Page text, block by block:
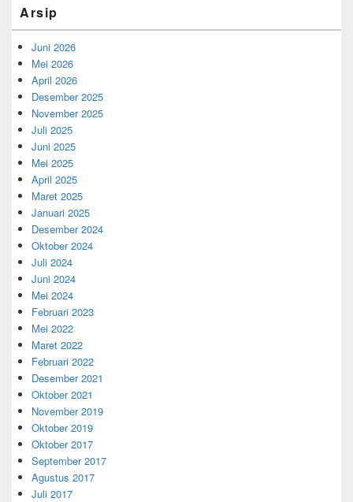
Arsip
Juni 2026
Mei 2026
April 2026
Desember 2025
November 2025
Juli 2025
Juni 2025
Mei 2025
April 2025
Maret 2025
Januari 2025
Desember 2024
Oktober 2024
Juli 2024
Juni 2024
Mei 2024
Februari 2023
Mei 2022
Maret 2022
Februari 2022
Desember 2021
Oktober 2021
November 2019
Oktober 2019
Oktober 2017
September 2017
Agustus 2017
Juli 2017